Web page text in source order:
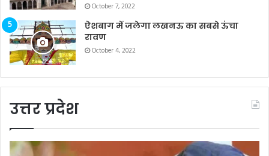
October 7, 2022
ऐशबाग में जलेगा लखनऊ का सबसे ऊंचा
रावण
October 4, 2022
उत्तर प्रदेश